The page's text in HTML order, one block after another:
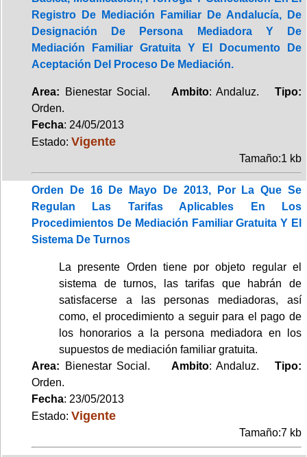
Registro De Mediación Familiar De Andalucía, De
Designación De Persona Mediadora Y De
Mediación Familiar Gratuita Y El Documento De
Aceptación Del Proceso De Mediación.
Area: Bienestar Social. Ambito: Andaluz.Tipo:
Orden.
Fecha: 24/05/2013
Estado: Vigente
Tamaño:1 kb
Orden De 16 De Mayo De 2013, Por La Que Se
Regulan Las Tarifas Aplicables En Los
Procedimientos De Mediación Familiar Gratuita Y El
Sistema De Turnos
La presente Orden tiene por objeto regular el
sistema de turnos, las tarifas que habrán de
satisfacerse a las personas mediadoras, así
como, el procedimiento a seguir para el pago de
los honorarios a la persona mediadora en los
supuestos de mediación familiar gratuita.
Area: Bienestar Social. Ambito: Andaluz.Tipo:
Orden.
Fecha: 23/05/2013
Estado: Vigente
Tamaño:7 kb